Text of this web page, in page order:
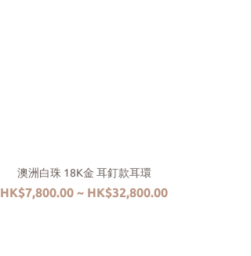
澳洲白珠 18K金 耳釘款耳環
HK$7,800.00 ~ HK$32,800.00